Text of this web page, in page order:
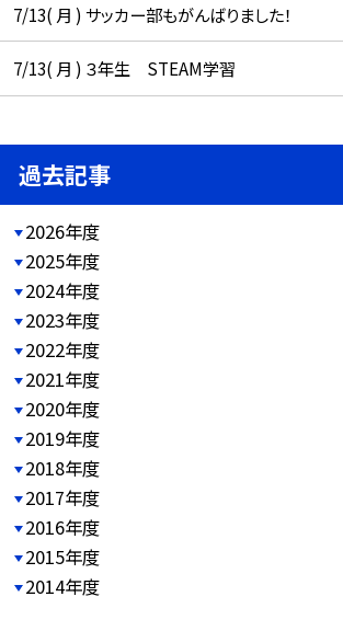
7/13( 月 ) サッカー部もがんばりました！
7/13( 月 ) ３年生 STEAM学習
過去記事
2026年度
2025年度
2024年度
2023年度
2022年度
2021年度
2020年度
2019年度
2018年度
2017年度
2016年度
2015年度
2014年度